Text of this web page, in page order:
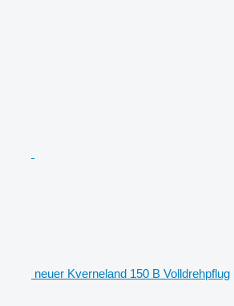
neuer Kverneland 150 B Volldrehpflug